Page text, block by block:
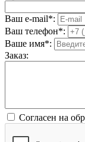
Ваш e-mail*:
Ваш телефон*:
Ваше имя*:
Заказ:
Согласен на